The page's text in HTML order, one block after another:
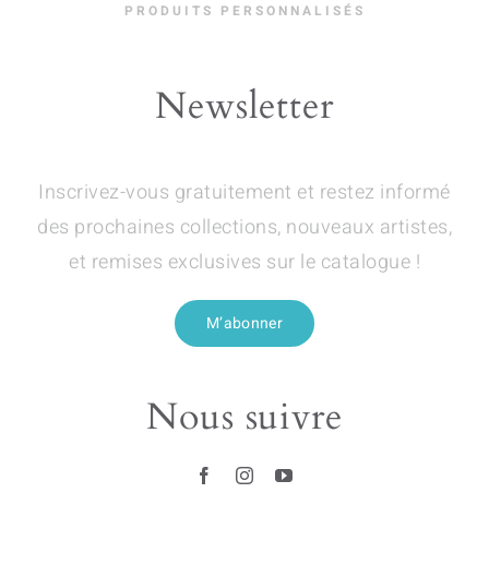
PRODUITS PERSONNALISÉS
Newsletter
Inscrivez-vous gratuitement et restez informé
des prochaines collections, nouveaux artistes,
et remises exclusives sur le catalogue !
M’abonner
Nous suivre